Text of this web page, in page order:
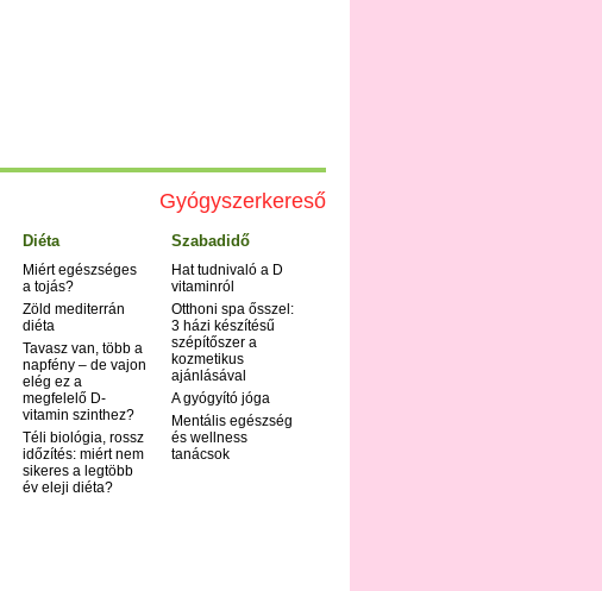
Gyógyszerkereső
Diéta
Miért egészséges
a tojás?
Zöld mediterrán
diéta
Tavasz van, több a
napfény – de vajon
elég ez a
megfelelő D-
vitamin szinthez?
Téli biológia, rossz
időzítés: miért nem
sikeres a legtöbb
év eleji diéta?
Szabadidő
Hat tudnivaló a D
vitaminról
Otthoni spa ősszel:
3 házi készítésű
szépítőszer a
kozmetikus
ajánlásával
A gyógyító jóga
Mentális egészség
és wellness
tanácsok